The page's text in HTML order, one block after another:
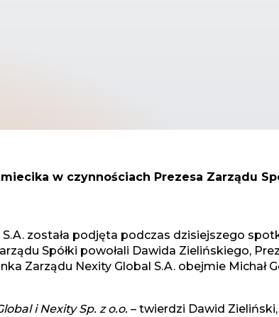
w czynnościach Prezesa Zarządu
została podjęta podczas dzisiejszego
Spółki powołali Dawida Zielińskiego,
Zarządu Nexity Global S.A. obejmie Michał
i Nexity Sp. z o.o. – twierdzi Dawid